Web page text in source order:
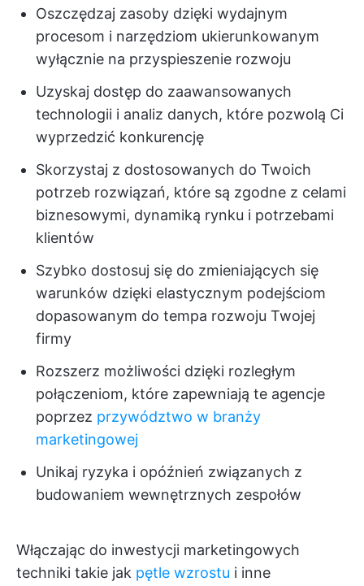
Oszczędzaj zasoby dzięki wydajnym
procesom i narzędziom ukierunkowanym
wyłącznie na przyspieszenie rozwoju
Uzyskaj dostęp do zaawansowanych
technologii i analiz danych, które pozwolą Ci
wyprzedzić konkurencję
Skorzystaj z dostosowanych do Twoich
potrzeb rozwiązań, które są zgodne z celami
biznesowymi, dynamiką rynku i potrzebami
klientów
Szybko dostosuj się do zmieniających się
warunków dzięki elastycznym podejściom
dopasowanym do tempa rozwoju Twojej
firmy
Rozszerz możliwości dzięki rozległym
połączeniom, które zapewniają te agencje
poprzez przywództwo w branży
marketingowej
Unikaj ryzyka i opóźnień związanych z
budowaniem wewnętrznych zespołów
Włączając do inwestycji marketingowych
techniki takie jak pętle wzrostu i inne